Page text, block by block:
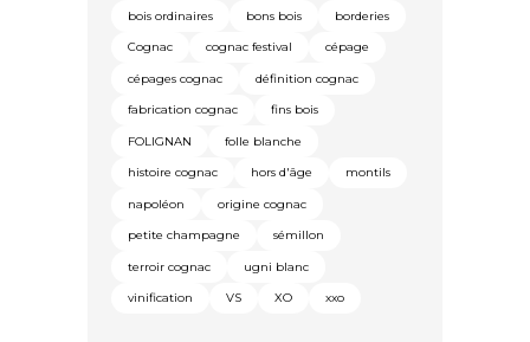
bois ordinaires bons bois borderies
Cognac cognac festival cépage
cépages cognac définition cognac
fabrication cognac fins bois
FOLIGNAN folle blanche
histoire cognac hors d'âge montils
napoléon origine cognac
petite champagne sémillon
terroir cognac ugni blanc
vinification VS XO xxo